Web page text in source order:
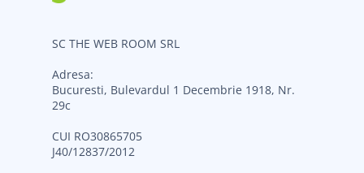
SC THE WEB ROOM SRL
Adresa:
Bucuresti, Bulevardul 1 Decembrie 1918, Nr.
29c
CUI RO30865705
J40/12837/2012